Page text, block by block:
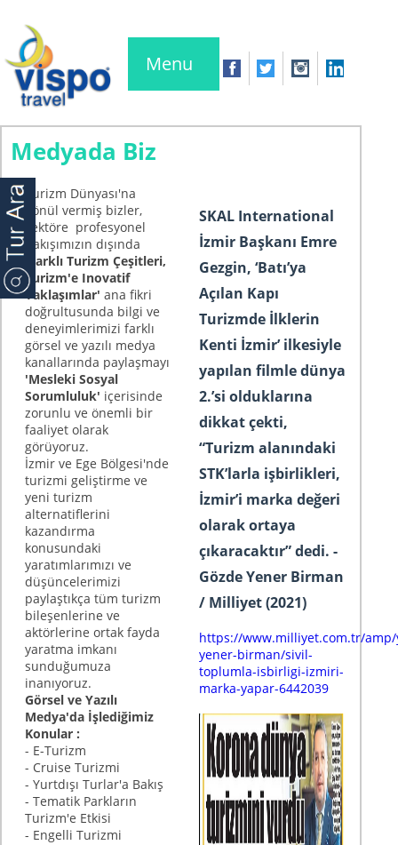
Menu
Medyada Biz
Turizm Dünyası'na
gönül vermiş bizler,
sektöre profesyonel
bakışımızın dışında
'Farklı Turizm Çeşitleri,
Turizm'e Inovatif
Yaklaşımlar' ana fikri
doğrultusunda bilgi ve
deneyimlerimizi farklı
görsel ve yazılı medya
kanallarında paylaşmayı
'Mesleki Sosyal
Sorumluluk' içerisinde
zorunlu ve önemli bir
faaliyet olarak
görüyoruz.
İzmir ve Ege Bölgesi'nde
turizmi geliştirme ve
yeni turizm
alternatiflerini
kazandırma
konusundaki
yaratımlarımızı ve
düşüncelerimizi
paylaştıkça tüm turizm
bileşenlerine ve
aktörlerine ortak fayda
yaratma imkanı
sunduğumuza
inanıyoruz.
Görsel ve Yazılı
Medya'da İşlediğimiz
Konular :
- E-Turizm
- Cruise Turizmi
- Yurtdışı Turlar'a Bakış
- Tematik Parkların
Turizm'e Etkisi
- Engelli Turizmi
SKAL International
İzmir Başkanı Emre
Gezgin, ‘Batı’ya
Açılan Kapı
Turizmde İlklerin
Kenti İzmir’ ilkesiyle
yapılan filmle dünya
2.’si olduklarına
dikkat çekti,
“Turizm alanındaki
STK’larla işbirlikleri,
İzmir’i marka değeri
olarak ortaya
çıkaracaktır” dedi. -
Gözde Yener Birman
/ Milliyet (2021)
https://www.milliyet.com.tr/
yener-birman/sivil-
toplumla-isbirligi-izmiri-
marka-yapar-6442039